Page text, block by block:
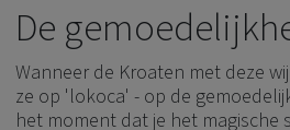
De
Wanneer de Kroaten met deze
ze op 'lokoca' - op de
het moment dat je het magische